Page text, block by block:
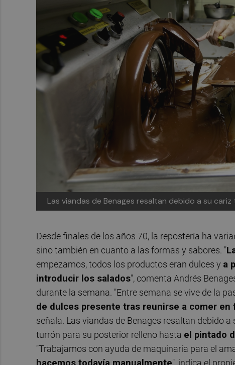
Las viandas de Benages resaltan debido a su
Desde finales de los años 70, la repostería ha
sino también en cuanto a las formas y sabores. "
empezamos, todos los productos eran dulces y a
introducir los salados", comenta Andrés
durante la semana. "Entre semana se vive de la
de dulces presente tras reunirse a comer
señala. Las viandas de Benages resaltan debido
turrón para su posterior relleno hasta el pintado
"Trabajamos con ayuda de maquinaria para el
hacemos todavía manualmente", indica el